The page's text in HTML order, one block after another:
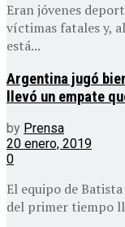
Eran jóvenes
víctimas fatales y,
está...
Argentina jugó
llevó un empate
by Prensa
20 enero, 2019
0
El equipo de
del primer tiempo